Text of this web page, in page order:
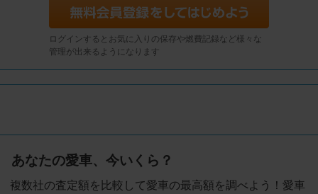
ログインするとお気に入りの保存や燃費記録など様々な
管理が出来るようになります
あなたの愛車、今いくら？
複数社の査定額を比較して愛車の最高額を調べよう！愛車